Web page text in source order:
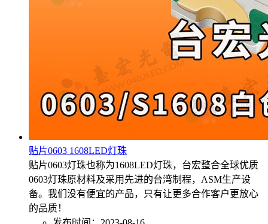
贴片0603 1608LED灯珠
贴片0603灯珠也称为1608LED灯珠，台宏整合全球优质
0603灯珠原材料及采用先进的台湾制程，ASM生产设
备。我们没有便宜的产品，只有让更多合作客户更放心
的品质！